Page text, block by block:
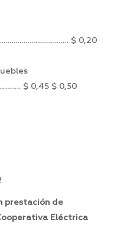
$ 0,20
$ 0,45 $ 0,50
prestación de
Eléctrica